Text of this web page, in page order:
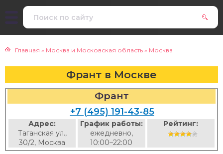
Главная » Москва и Московская область » Москва
Франт в Москве
Франт
+7 (495) 191-43-85
Адрес:
Таганская ул.,
30/2, Москва
График работы:
ежедневно,
10:00–22:00
Рейтинг: